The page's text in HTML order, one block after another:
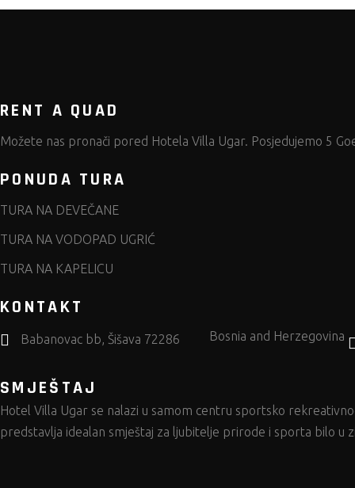
RENT A QUAD
Možete nas pronači pored Hotela Villa Ugar. Posjedujemo 5
PONUDA TURA
TURA NA DEVEČANE
TURA NA VODOPAD UGRIĆ
TURA NA KAPELICU
KONTAKT
Babanovac bb, Šišava 72286 Bosnia and Herzegovina
SMJEŠTAJ
Hotel Villa Ugar se nalazi u samom centru sportsko
predstavlja idealan smještaj za ljubitelje prirode i sporta bilo u